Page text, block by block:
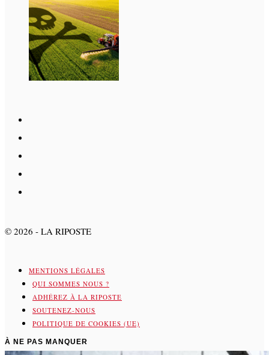
© 2026 - LA RIPOSTE
MENTIONS LÉGALES
QUI SOMMES NOUS ?
ADHÉREZ À LA RIPOSTE
SOUTENEZ-NOUS
POLITIQUE DE COOKIES (UE)
À NE PAS MANQUER